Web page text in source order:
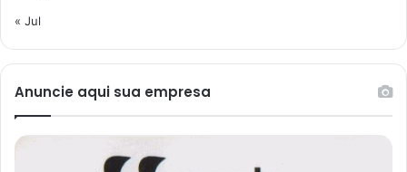
« Jul
Anuncie aqui sua empresa